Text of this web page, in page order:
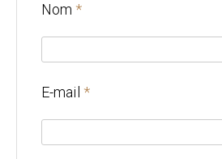
Nom *
E-mail *